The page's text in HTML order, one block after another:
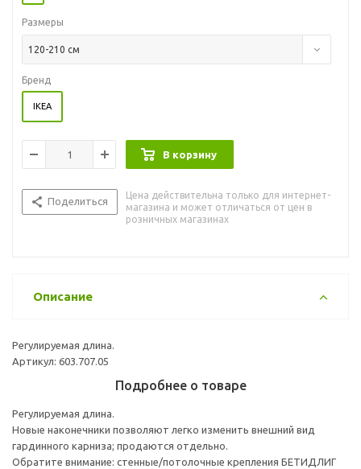
Размеры
120-210 см
Бренд
IKEA
В корзину
Поделиться
Цена действительна только для интернет-
магазина и может отличаться от цен в
розничных магазинах
Описание
Регулируемая длина.
Артикул: 603.707.05
Подробнее о товаре
Регулируемая длина.
Новые наконечники позволяют легко изменить внешний вид
гардинного карниза; продаются отдельно.
Обратите внимание: стенные/потолочные крепления БЕТИДЛИГ